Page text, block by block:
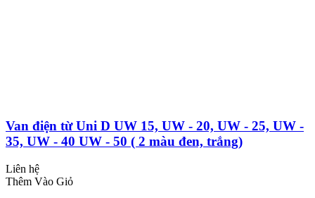
Van điện từ Uni D UW 15, UW - 20, UW - 25, UW -
35, UW - 40 UW - 50 ( 2 màu đen, trắng)
Liên hệ
Thêm Vào Giỏ